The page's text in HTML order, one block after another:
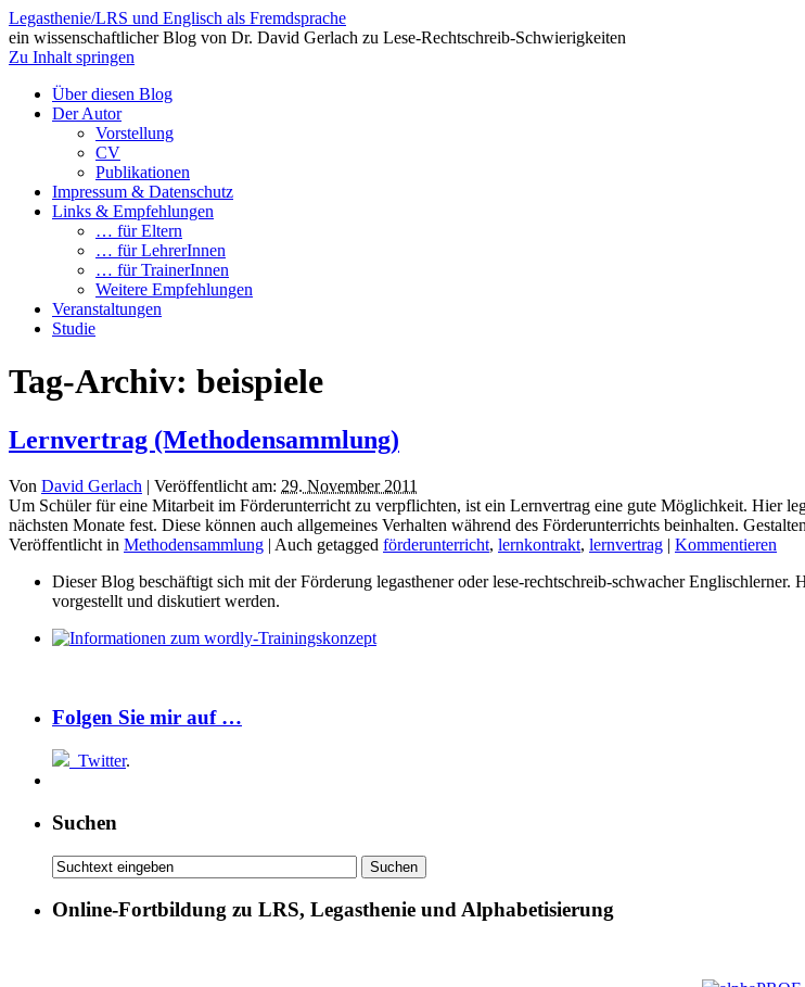
Legasthenie/LRS und Englisch als Fremdsprache
ein wissenschaftlicher Blog von Dr. David Gerlach zu Lese-Rechtschreib-Schwierigkeiten
Zu Inhalt springen
Über diesen Blog
Der Autor
Vorstellung
CV
Publikationen
Impressum & Datenschutz
Links & Empfehlungen
… für Eltern
… für LehrerInnen
… für TrainerInnen
Weitere Empfehlungen
Veranstaltungen
Studie
Tag-Archiv: beispiele
Lernvertrag (Methodensammlung)
Von David Gerlach | Veröffentlicht am: 29. November 2011
Um Schüler für eine Mitarbeit im Förderunterricht zu verpflichten, ist ein Lernvertrag eine gute Möglichkeit. Hier
nächsten Monate fest. Diese können auch allgemeines Verhalten während des Förderunterrichts beinhalten.
Veröffentlicht in Methodensammlung | Auch getagged förderunterricht, lernkontrakt, lernvertrag | Kommentieren
Dieser Blog beschäftigt sich mit der Förderung legasthener oder lese-rechtschreib-schwacher
vorgestellt und diskutiert werden.
Folgen Sie mir auf …
Twitter.
Suchen
Online-Fortbildung zu LRS, Legasthenie und Alphabetisierung